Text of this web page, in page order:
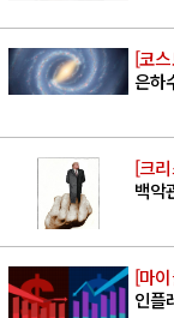
[코
은하
[크
백악
[마
인플